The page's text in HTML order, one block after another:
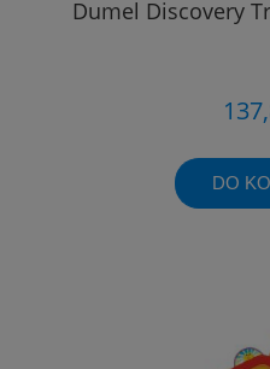
Dumel Discovery
DO